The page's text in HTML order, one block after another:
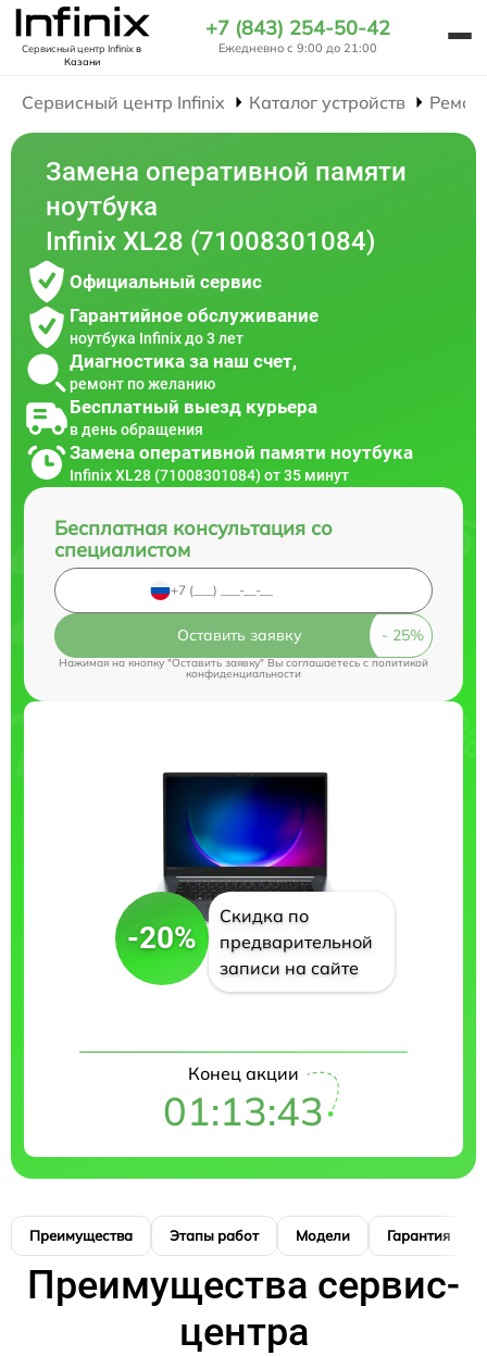
Сервисный центр Infinixв
Казани
+7 (843) 254-50-42
Ежедневно с 9:00 до 21:00
Сервисный центр Infinix Каталог устройств
Замена оперативной памяти
ноутбука
Infinix XL28 (71008301084)
Официальный сервис
Гарантийное обслуживание
ноутбука Infinix до 3 лет
Диагностика за наш счет,
ремонт по желанию
Бесплатный выезд курьера
в день обращения
Замена оперативной памяти ноутбука
Infinix XL28 (71008301084) от 35 минут
Бесплатная консультация со
специалистом
Оставить заявку
Нажимая на кнопку "Оставить заявку" Вы соглашаетесь cполитикой
конфиденциальности
-20%
Скидка по
предварительной
записи на сайте
Конец акции
01:13:42
Преимущества Этапы работ Модели Гарантия
Преимущества сервис-
центра